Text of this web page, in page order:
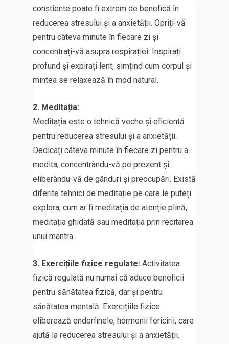
conștiente poate fi extrem de benefică în
reducerea stresului și a anxietății. Opriți-vă
pentru câteva minute în fiecare zi și
concentrați-vă asupra respirației. Inspirați
profund și expirați lent, simțind cum corpul și
mintea se relaxează în mod natural.
2. Meditația:
Meditația este o tehnică veche și eficientă
pentru reducerea stresului și a anxietății.
Dedicați câteva minute în fiecare zi pentru a
medita, concentrându-vă pe prezent și
eliberându-vă de gânduri și preocupări. Există
diferite tehnici de meditație pe care le puteți
explora, cum ar fi meditația de atenție plină,
meditația ghidată sau meditația prin recitarea
unui mantra.
3. Exercițiile fizice regulate: Activitatea
fizică regulată nu numai că aduce beneficii
pentru sănătatea fizică, dar și pentru
sănătatea mentală. Exercițiile fizice
eliberează endorfinele, hormonii fericirii, care
ajută la reducerea stresului și a anxietății.